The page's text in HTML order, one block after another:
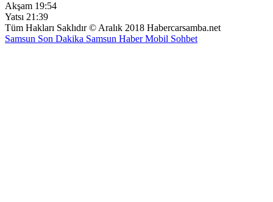
Akşam 19:54
Yatsı 21:39
Tüm Hakları Saklıdır © Aralık 2018 Habercarsamba.net
Samsun Son Dakika Samsun HaberMobil Sohbet